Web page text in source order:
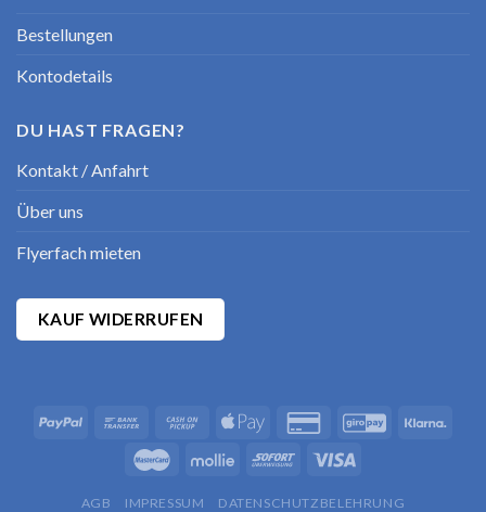
Bestellungen
Kontodetails
DU HAST FRAGEN?
Kontakt / Anfahrt
Über uns
Flyerfach mieten
KAUF WIDERRUFEN
AGB IMPRESSUM DATENSCHUTZBELEHRUNG